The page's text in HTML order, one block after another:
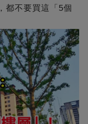
都不要買這「5個